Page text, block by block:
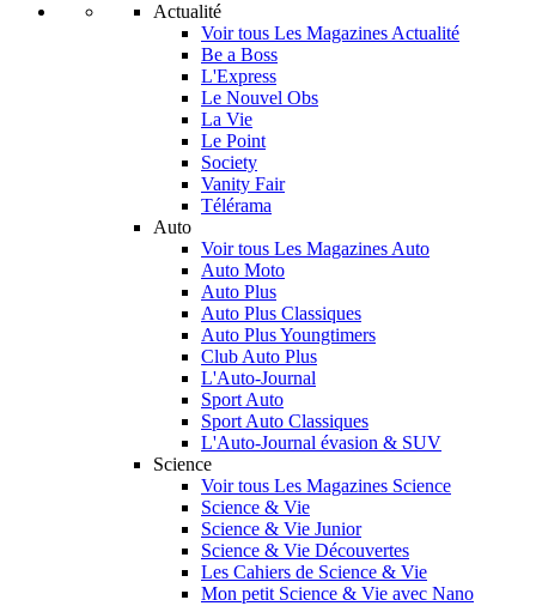
Actualité
Voir tous Les Magazines Actualité
Be a Boss
L'Express
Le Nouvel Obs
La Vie
Le Point
Society
Vanity Fair
Télérama
Auto
Voir tous Les Magazines Auto
Auto Moto
Auto Plus
Auto Plus Classiques
Auto Plus Youngtimers
Club Auto Plus
L'Auto-Journal
Sport Auto
Sport Auto Classiques
L'Auto-Journal évasion & SUV
Science
Voir tous Les Magazines Science
Science & Vie
Science & Vie Junior
Science & Vie Découvertes
Les Cahiers de Science & Vie
Mon petit Science & Vie avec Nano